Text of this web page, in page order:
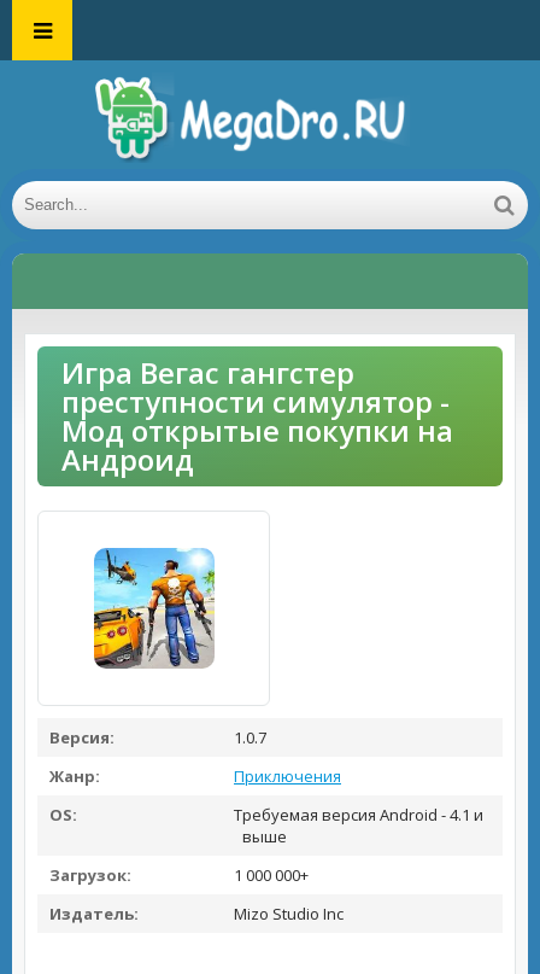
Игра Вегас гангстер
преступности симулятор -
Мод открытые покупки на
Андроид
Версия:
1.0.7
Жанр:
Приключения
OS:
Требуемая версия Android - 4.1 и
выше
Загрузок:
1 000 000+
Издатель:
Mizo Studio Inc